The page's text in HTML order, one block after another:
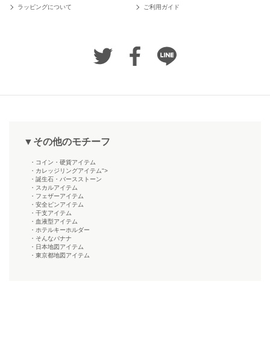
ラッピングについて ご利用ガイド
▼その他のモチーフ
・コイン・硬貨アイテム
・カレッジリングアイテム">
・誕生石・バースストーン
・スカルアイテム
・フェザーアイテム
・安全ピンアイテム
・干支アイテム
・血液型アイテム
・ホテルキーホルダー
・そんなバナナ
・日本地図アイテム
・東京都地図アイテム